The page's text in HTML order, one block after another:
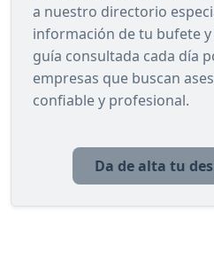
a nuestro directorio
información de tu bufete
guía consultada cada día
empresas que buscan
confiable y profesional.
Da de alta tu